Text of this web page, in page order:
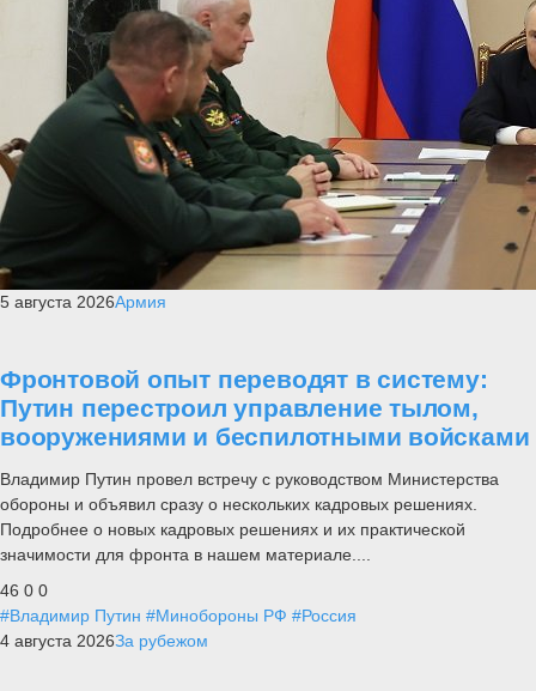
5 августа 2026Армия
Фронтовой опыт переводят в систему:
Путин перестроил управление тылом,
вооружениями и беспилотными войсками
Владимир Путин провел встречу с руководством Министерства
обороны и объявил сразу о нескольких кадровых решениях.
Подробнее о новых кадровых решениях и их практической
значимости для фронта в нашем материале....
46 0 0
#Владимир Путин #Минобороны РФ #Россия
4 августа 2026За рубежом